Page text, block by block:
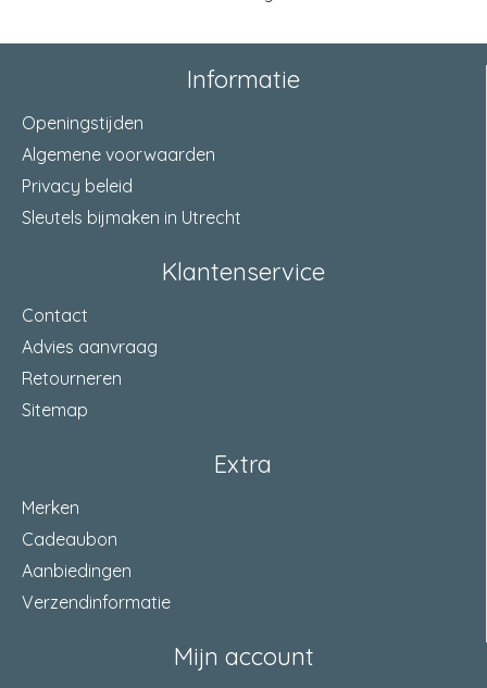
Informatie
Openingstijden
Algemene voorwaarden
Privacy beleid
Sleutels bijmaken in Utrecht
Klantenservice
Contact
Advies aanvraag
Retourneren
Sitemap
Extra
Merken
Cadeaubon
Aanbiedingen
Verzendinformatie
Mijn account